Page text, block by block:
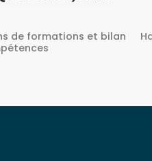
2022/SST-1/O/01